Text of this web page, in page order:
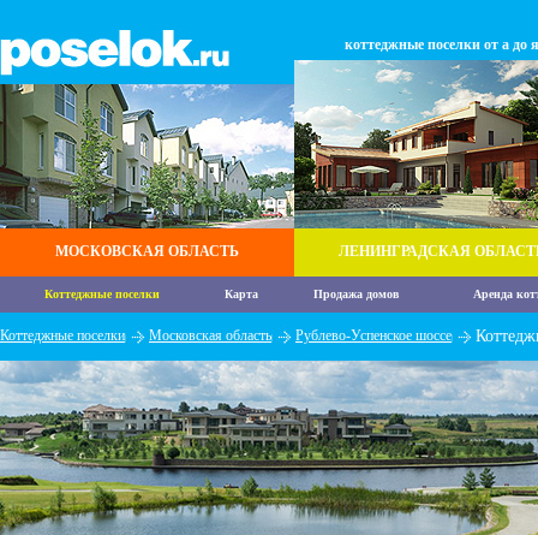
МОСКОВСКАЯ ОБЛАСТЬ
коттеджные поселки от а до я
ЛЕНИНГРАДСКАЯ
Коттеджные поселки Карта Продажа домов Аренда
Коттеджные поселки Московская область Рублево-Успенское шоссе